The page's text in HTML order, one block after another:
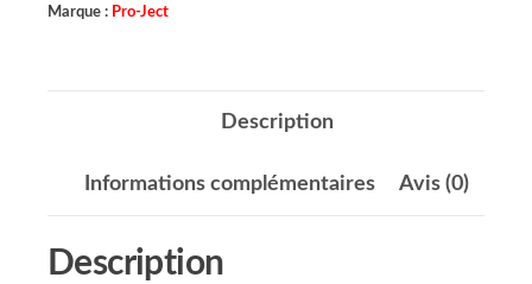
Marque : Pro-Ject
Description
Informations complémentaires Avis (0)
Description